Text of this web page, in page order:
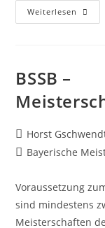
Weiterlesen
BSSB –
Beitrags-
Autor:
Horst
Beitrags-
Bayerische
Voraussetzung
sind mindestens
Meisterschaften